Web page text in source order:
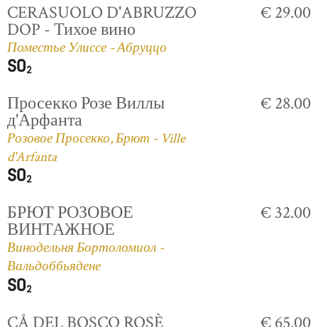
CERASUOLO D'ABRUZZO
DOP - Тихое вино
Поместье Улиссе - Абруццо
€ 29.00
Просекко Розе Виллы
д'Арфанта
Розовое Просекко, Брют - Ville
d'Arfanta
€ 28.00
БРЮТ РОЗОВОЕ
ВИНТАЖНОЕ
Винодельня Бортоломиол -
Вальдоббьядене
€ 32.00
CÅ DEL BOSCO ROSÈ € 65.00